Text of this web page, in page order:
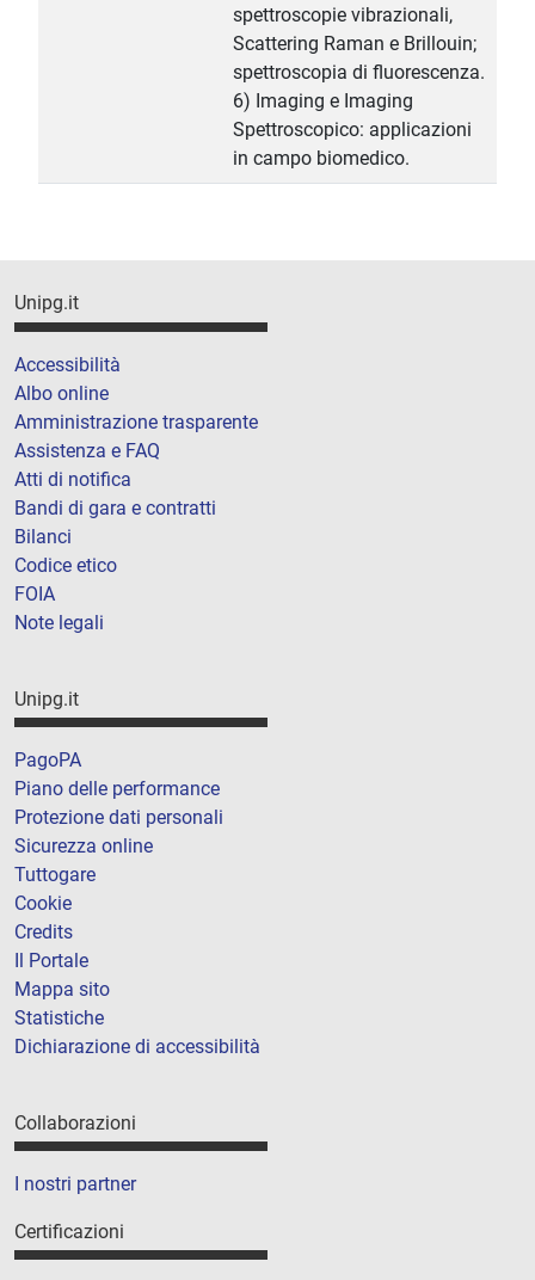
spettroscopie vibrazionali,
Scattering Raman e Brillouin;
spettroscopia di fluorescenza.
6) Imaging e Imaging
Spettroscopico: applicazioni
in campo biomedico.
Unipg.it
Accessibilità
Albo online
Amministrazione trasparente
Assistenza e FAQ
Atti di notifica
Bandi di gara e contratti
Bilanci
Codice etico
FOIA
Note legali
Unipg.it
PagoPA
Piano delle performance
Protezione dati personali
Sicurezza online
Tuttogare
Cookie
Credits
Il Portale
Mappa sito
Statistiche
Dichiarazione di accessibilità
Collaborazioni
I nostri partner
Certificazioni